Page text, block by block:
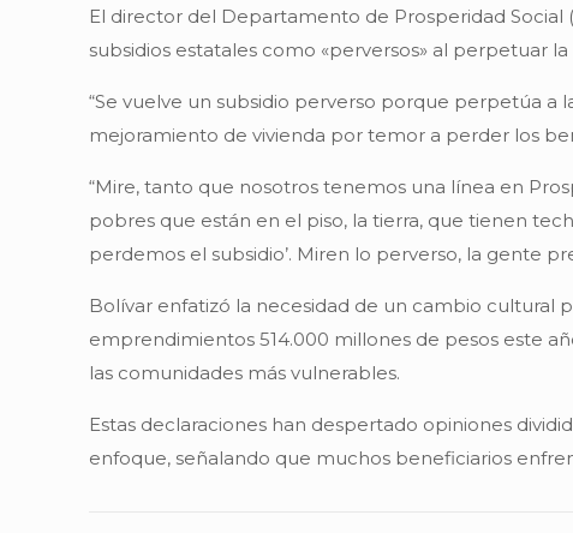
El director del Departamento de Prosperidad Social
subsidios estatales como «perversos» al perpetuar
“Se vuelve un subsidio perverso porque perpetúa a
mejoramiento de vivienda por temor a perder los
“Mire, tanto que nosotros tenemos una línea en
pobres que están en el piso, la tierra, que tienen
perdemos el subsidio’. Miren lo perverso, la gente
Bolívar enfatizó la necesidad de un cambio cultural
emprendimientos 514.000 millones de pesos este
las comunidades más vulnerables.
Estas declaraciones han despertado opiniones
enfoque, señalando que muchos beneficiarios